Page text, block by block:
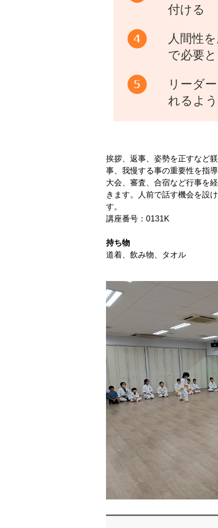
付ける
人間性
で必要
リーダ
れるよ
挨拶、返事、姿勢を正すなど
事、我慢する事の重要性を指導
大会、審査、合宿など行事を
きます。人前で話す機会を設
す。
講座番号：0131K
持ち物
道着、飲み物、タオル